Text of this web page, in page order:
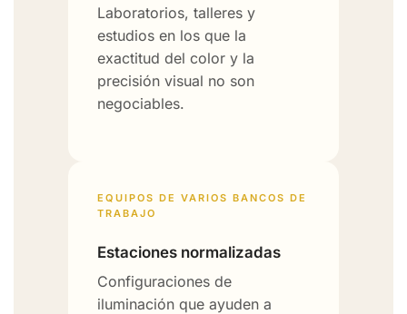
Laboratorios, talleres y
estudios en los que la
exactitud del color y la
precisión visual no son
negociables.
EQUIPOS DE VARIOS BANCOS DE
TRABAJO
Estaciones normalizadas
Configuraciones de
iluminación que ayuden a